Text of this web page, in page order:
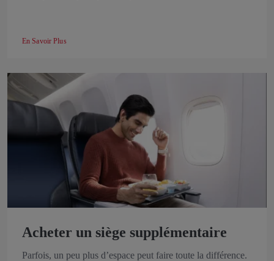
En Savoir Plus
Acheter un siège supplémentaire
Parfois, un peu plus d’espace peut faire toute la différence.